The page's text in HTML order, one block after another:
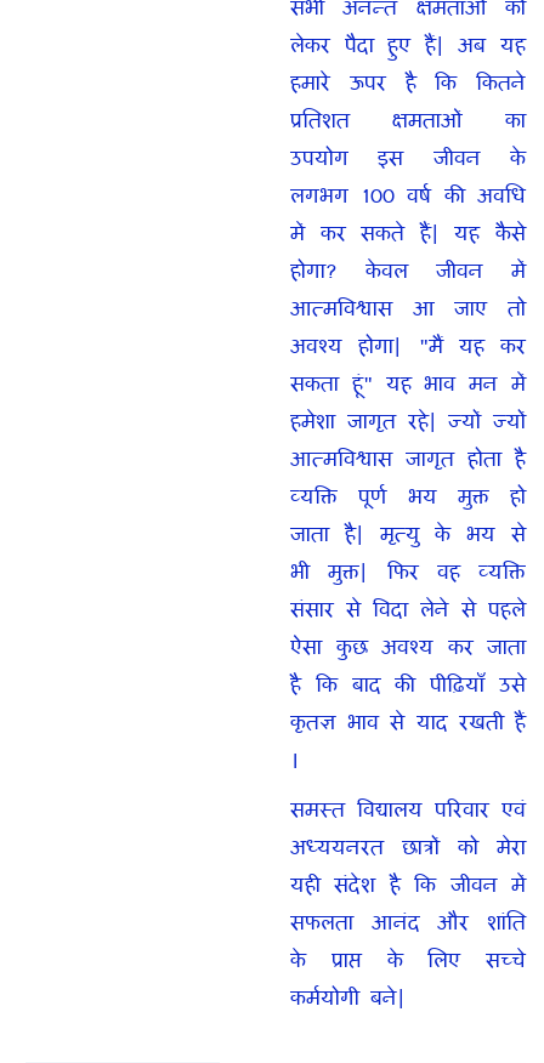
लेकर पैदा हुए हैं| अब यह
हमारे ऊपर है कि कितने
प्रतिशत क्षमताओं का
उपयोग इस जीवन के
लगभग 100 वर्ष की अवधि
में कर सकते हैं| यह कैसे
होगा? केवल जीवन में
आत्मविश्वास आ जाए तो
अवश्य होगा| "मैं यह कर
सकता हूं" यह भाव मन में
हमेशा जागृत रहे| ज्यों ज्यों
आत्मविश्वास जागृत होता है
व्यक्ति पूर्ण भय मुक्त हो
जाता है| मृत्यु के भय से
भी मुक्त| फिर वह व्यक्ति
संसार से विदा लेने से पहले
ऐसा कुछ अवश्य कर जाता
है कि बाद की पीढ़ियाँ उसे
कृतज्ञ भाव से याद रखती हैं
।
समस्त विद्यालय परिवार एवं
अध्ययनरत छात्रों को मेरा
यही संदेश है कि जीवन में
सफलता आनंद और शांति
के प्राप्त के लिए सच्चे
कर्मयोगी बने|